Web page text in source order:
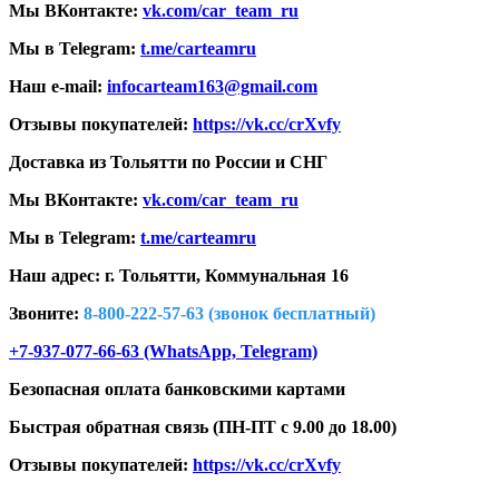
Мы ВКонтакте: vk.com/car_team_ru
Мы в Telegram: t.me/carteamru
Наш e-mail: infocarteam163@gmail.com
Отзывы покупателей: https://vk.cc/crXvfy
Доставка из Тольятти по России и СНГ
Мы ВКонтакте: vk.com/car_team_ru
Мы в Telegram: t.me/carteamru
Наш адрес: г. Тольятти, Коммунальная 16
Звоните: 8-800-222-57-63 (звонок бесплатный)
+7-937-077-66-63 (WhatsApp, Telegram)
Безопасная оплата банковскими картами
Быстрая обратная связь (ПН-ПТ с 9.00 до 18.00)
Отзывы покупателей: https://vk.cc/crXvfy